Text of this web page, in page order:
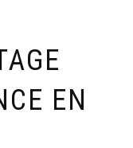
EN